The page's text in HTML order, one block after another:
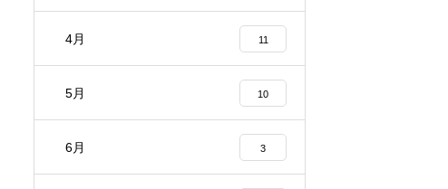
4月 11
5月 10
6月 3